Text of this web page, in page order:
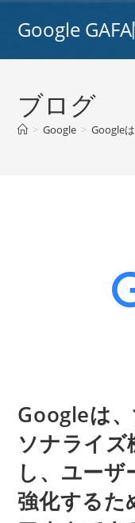
Google
ブログ
> Google > Google
Googleは
ソナライズ
し、ユー
強化するた